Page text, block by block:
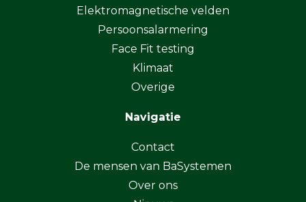
Elektromagnetische velden
Persoonsalarmering
Face Fit testing
Klimaat
Overige
Navigatie
Contact
De mensen van BaSystemen
Over ons